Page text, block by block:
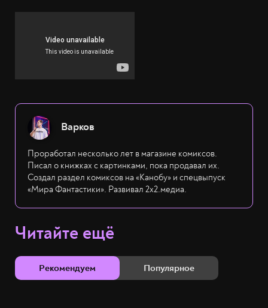
Варков
Проработал несколько лет в магазине комиксов.
Писал о книжках с картинками, пока продавал их.
Создал раздел комиксов на «Канобу» и спецвыпуск
«Мира Фантастики». Развивал 2х2.медиа.
Читайте ещё
Рекомендуем Популярное